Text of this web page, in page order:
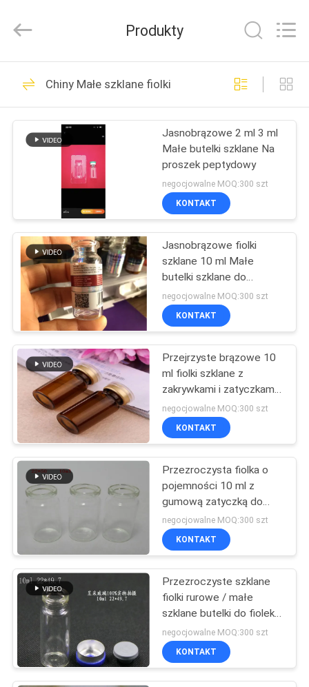
DOM
PRODUKTY
WYCIECZKA
PO
FABRYCE
KONTROLA
JAKOŚCI
SKONTAKTUJ
NAMI
AKTUALNOŚCI
SPRAWY
SITEMAP
PRIVACY
POLICY
Reserved.
Szklane etykiety
fiolek
335
etykiety na fiolki
256
10 ml etykiet na
fiolki
Niestandardowe
etykiety fiolek
111
45
Produkty
Chiny Małe szklane fiolki
Jasnobrązowe 2 ml 3 ml
Małe butelki szklane Na
proszek peptydowy
negocjowalne MOQ:300 szt
KONTAKT
Jasnobrązowe fiolki
szklane 10 ml Małe
butelki szklane do
wstrzykiwań oleju
płynnego
negocjowalne MOQ:300 szt
KONTAKT
Przejrzyste brązowe 10
ml fiolki szklane z
zakrywkami i zatyczkami
do oleju do wstrzykiwań
sterydów
negocjowalne MOQ:300 szt
KONTAKT
Przezroczysta fiolka o
pojemności 10 ml z
gumową zatyczką do
fiolki do wstrzykiwań
negocjowalne MOQ:300 szt
KONTAKT
Przezroczyste szklane
fiolki rurowe / małe
szklane butelki do fiolek z
płynem
negocjowalne MOQ:300 szt
KONTAKT